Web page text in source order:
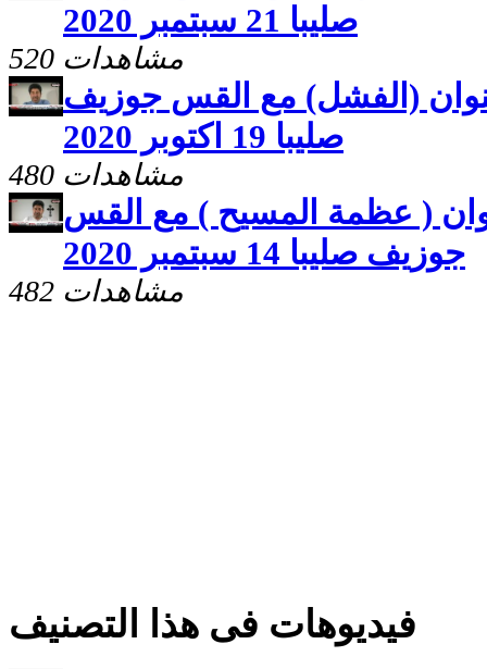
صليبا 21 سبتمبر 2020
520 مشاهدات
(الفشل) مع القس جوزيف
صليبا 19 اكتوبر 2020
480 مشاهدات
( عظمة المسيح ) مع القس
جوزيف صليبا 14 سبتمبر 2020
482 مشاهدات
فيديوهات فى هذا التصنيف